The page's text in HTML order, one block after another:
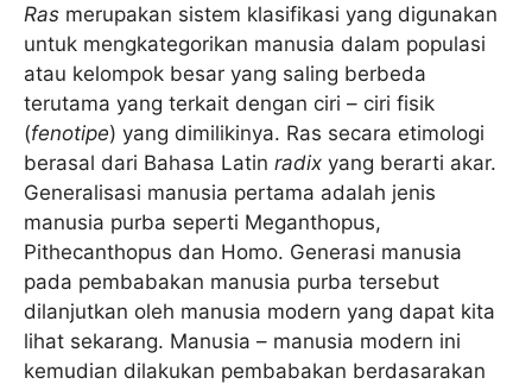
Ras merupakan sistem klasifikasi yang digunakan
untuk mengkategorikan manusia dalam populasi
atau kelompok besar yang saling berbeda
terutama yang terkait dengan ciri – ciri fisik
(fenotipe) yang dimilikinya. Ras secara etimologi
berasal dari Bahasa Latin radix yang berarti akar.
Generalisasi manusia pertama adalah jenis
manusia purba seperti Meganthopus,
Pithecanthopus dan Homo. Generasi manusia
pada pembabakan manusia purba tersebut
dilanjutkan oleh manusia modern yang dapat kita
lihat sekarang. Manusia – manusia modern ini
kemudian dilakukan pembabakan berdasarakan